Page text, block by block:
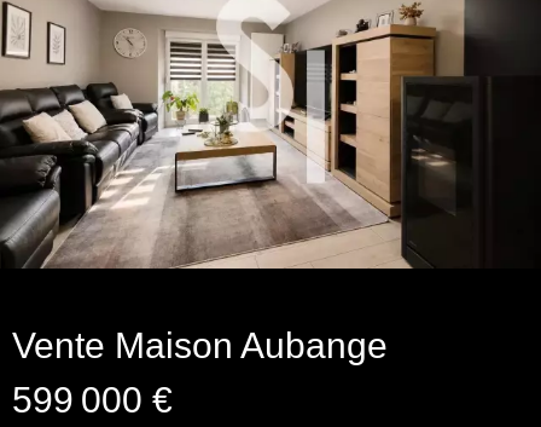
Vente Maison Aubange
599 000 €